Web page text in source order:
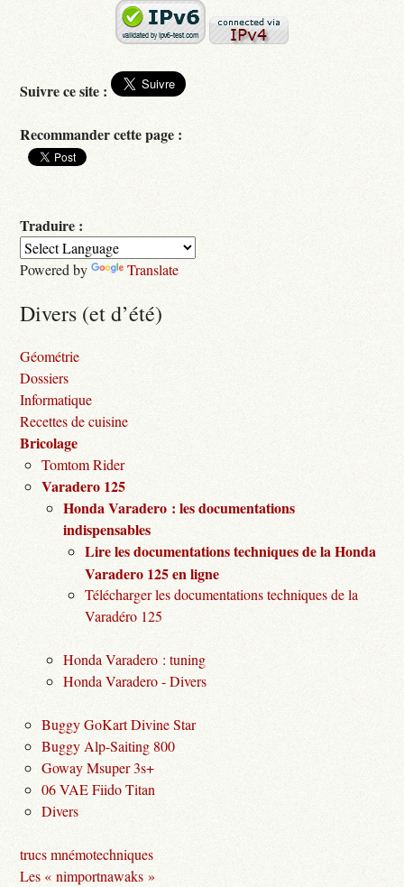
Suivre ce site :
Recommander cette page :
Traduire :
Powered by Translate
Divers (et d’été)
Géométrie
Dossiers
Informatique
Recettes de cuisine
Bricolage
Tomtom Rider
Varadero 125
Honda Varadero : les documentations
indispensables
Lire les documentations techniques de la Honda
Varadero 125 en ligne
Télécharger les documentations techniques de la
Varadéro 125
Honda Varadero : tuning
Honda Varadero - Divers
Buggy GoKart Divine Star
Buggy Alp-Saiting 800
Goway Msuper 3s+
06 VAE Fiido Titan
Divers
trucs mnémotechniques
Les « nimportnawaks »